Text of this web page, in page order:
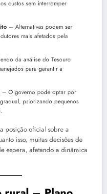
custos sem interromper
– Alternativas podem ser
mais afetados pela
da análise do Tesouro
para garantir a
– O governo pode optar por
priorizando pequenos
posição oficial sobre a
isso, muitas decisões de
espera, afetando a dinâmica